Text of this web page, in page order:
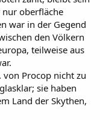
nur oberfläche
war in der Gegend
den Völkern
teilweise aus
von Procop nicht zu
sie haben
Land der Skythen,